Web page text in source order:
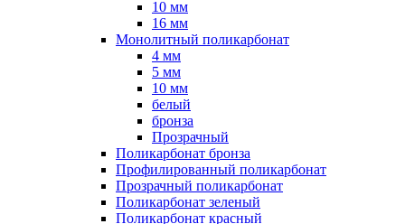
10 мм
16 мм
Монолитный поликарбонат
4 мм
5 мм
10 мм
белый
бронза
Прозрачный
Поликарбонат бронза
Профилированный поликарбонат
Прозрачный поликарбонат
Поликарбонат зеленый
Поликарбонат красный